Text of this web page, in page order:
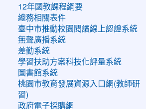
12年國教課程綱要
總務相關表件
臺中市推動校園閱讀線上認證系統
無聲廣播系統
差勤系統
學習扶助方案科技化評量系統
圖書館系統
桃園市教育發展資源入口網(教師研
習)
政府電子採購網